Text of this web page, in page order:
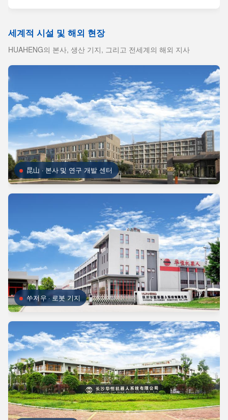
세계적 시설 및 해외 현장
HUAHENG의 본사, 생산 기지, 그리고 전세계의 해외 지사
昆山 · 본사 및 연구 개발 센터
쑤저우 · 로봇 기지